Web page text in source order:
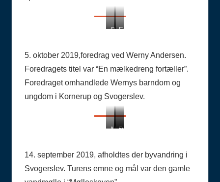
Madsen
Præsentation
formanden.
Henning
Jensen
En
fortæller.
Henning
Jensen
5. oktober 2019,foredrag ved Werny Andersen.
Foredragets titel var “En mælkedreng fortæller”.
Foredraget omhandlede Wernys barndom og
ungdom i Kornerup og Svogerslev.
Mødestedet.
Henning
På
efter
Foto
mølledammens
Foto
Jensen
14. september 2019, afholdtes der byvandring i
Svogerslev. Turens emne og mål var den gamle